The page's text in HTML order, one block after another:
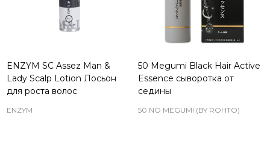
ENZYM SC Assez Man &
Lady Scalp Lotion Лосьон
для роста волос
ENZYM
50 Megumi Black Hair Active
Essence сыворотка от
седины
50 NO MEGUMI (BY ROHTO)